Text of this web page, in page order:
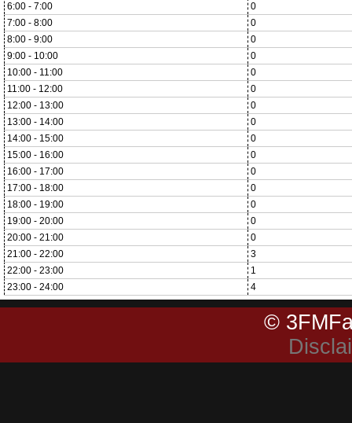
6:00 - 7:00
0
7:00 - 8:00
0
8:00 - 9:00
0
9:00 - 10:00
0
10:00 - 11:00
0
11:00 - 12:00
0
12:00 - 13:00
0
13:00 - 14:00
0
14:00 - 15:00
0
15:00 - 16:00
0
16:00 - 17:00
0
17:00 - 18:00
0
18:00 - 19:00
0
19:00 - 20:00
0
20:00 - 21:00
0
21:00 - 22:00
3
22:00 - 23:00
1
23:00 - 24:00
4
©